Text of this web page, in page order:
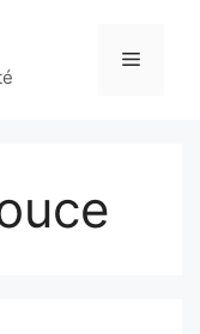
Menu